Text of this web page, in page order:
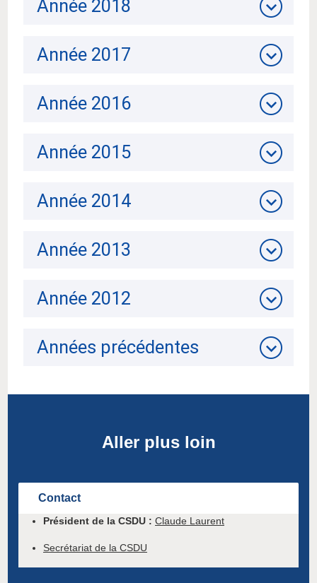
Année 2018
Année 2017
Année 2016
Année 2015
Année 2014
Année 2013
Année 2012
Années précédentes
Aller plus loin
Contact
Président de la CSDU : Claude Laurent
Secrétariat de la CSDU